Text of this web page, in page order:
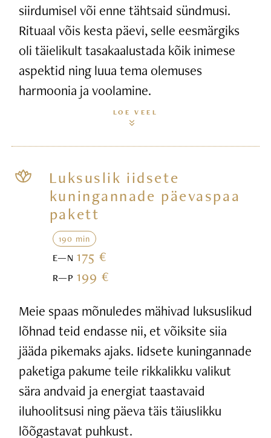
siirdumisel või enne tähtsaid sündmusi.
Rituaal võis kesta päevi, selle eesmärgiks
oli täielikult tasakaalustada kõik inimese
aspektid ning luua tema olemuses
harmoonia ja voolamine.
LOE VEEL
Luksuslik iidsete
kuningannade päevaspaa
pakett
190 min
E—N175 €
R—P199 €
Meie spaas mõnuledes mähivad luksuslikud
lõhnad teid endasse nii, et võiksite siia
jääda pikemaks ajaks. Iidsete kuningannade
paketiga pakume teile rikkalikku valikut
sära andvaid ja energiat taastavaid
iluhoolitsusi ning päeva täis täiuslikku
lõõgastavat puhkust.